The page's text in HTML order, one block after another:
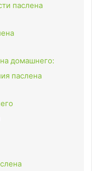
паслена
домашнего:
паслена